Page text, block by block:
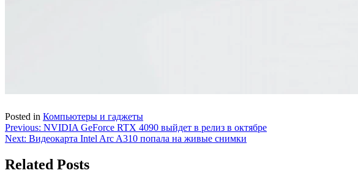
Posted in Компьютеры и гаджеты
Навигация
по
записям
Previous: NVIDIA GeForce RTX 4090 выйдет в релиз в октябре
Next: Видеокарта Intel Arc A310 попала на живые снимки
Related Posts